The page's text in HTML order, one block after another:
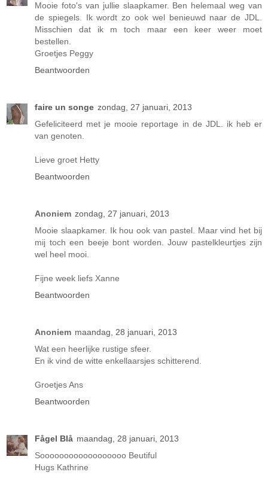
Mooie foto's van jullie slaapkamer. Ben helemaal weg van
de spiegels. Ik wordt zo ook wel benieuwd naar de JDL.
Misschien dat ik m toch maar een keer weer moet
bestellen.
Groetjes Peggy
Beantwoorden
faire un songe zondag, 27 januari, 2013
Gefeliciteerd met je mooie reportage in de JDL. ik heb er
van genoten.
Lieve groet Hetty
Beantwoorden
Anoniem zondag, 27 januari, 2013
Mooie slaapkamer. Ik hou ook van pastel. Maar vind het bij
mij toch een beeje bont worden. Jouw pastelkleurtjes zijn
wel heel mooi.
Fijne week liefs Xanne
Beantwoorden
Anoniem maandag, 28 januari, 2013
Wat een heerlijke rustige sfeer.
En ik vind de witte enkellaarsjes schitterend.
Groetjes Ans
Beantwoorden
Fågel Blå maandag, 28 januari, 2013
Soooooooooooooooooo Beutiful
Hugs Kathrine